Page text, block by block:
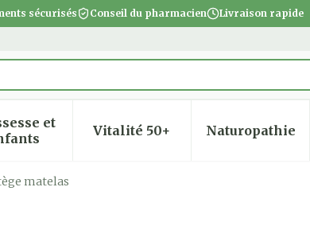
sécurisés Conseil du pharmacien Livraison rapide
Beauté, soins et hygiène
pour la catégorie Régime,
et
Afficher le sous-menu pour la catégorie
Vitalité 50+Afficher le sous-menu
Naturopathie
Afficher
matelas